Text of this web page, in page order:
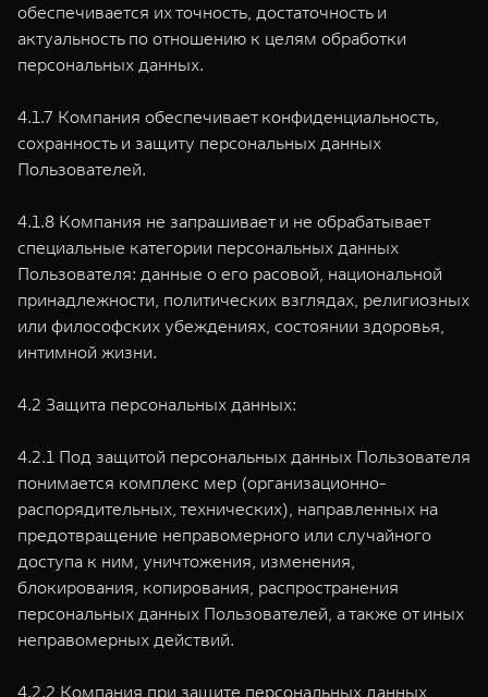
обеспечивается их точность, достаточность и
актуальность по отношению к целям обработки
персональных данных.
4.1.7 Компания обеспечивает конфиденциальность,
сохранность и защиту персональных данных
Пользователей.
4.1.8 Компания не запрашивает и не обрабатывает
специальные категории персональных данных
Пользователя: данные о его расовой, национальной
принадлежности, политических взглядах, религиозных
или философских убеждениях, состоянии здоровья,
интимной жизни.
4.2 Защита персональных данных:
4.2.1 Под защитой персональных данных Пользователя
понимается комплекс мер (организационно-
распорядительных, технических), направленных на
предотвращение неправомерного или случайного
доступа к ним, уничтожения, изменения,
блокирования, копирования, распространения
персональных данных Пользователей, а также от иных
неправомерных действий.
4.2.2 Компания при защите персональных данных